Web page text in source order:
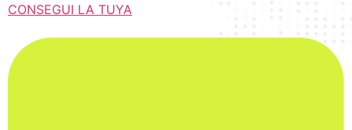
CONSEGUI LA TUYA